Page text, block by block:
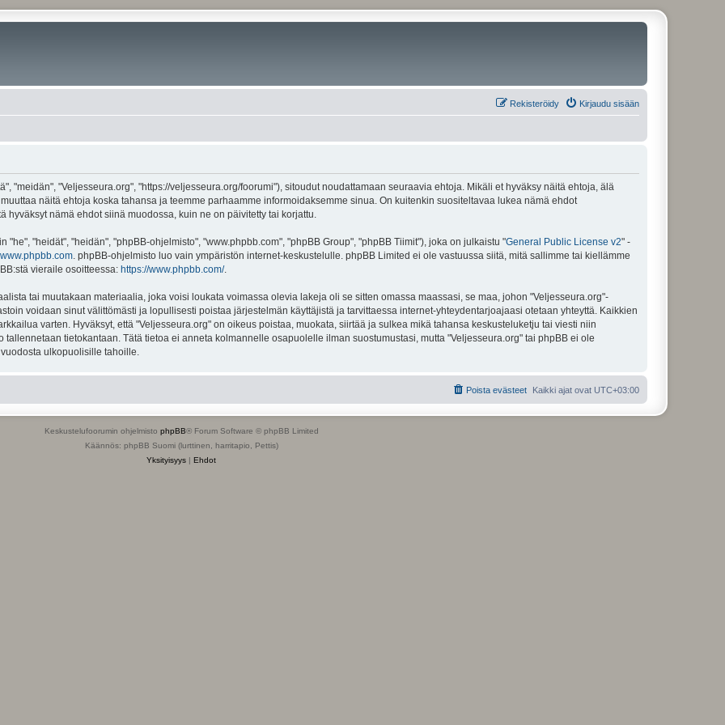
Kirjaudu sisään
Rekisteröidy
"meidän", "Veljesseura.org", "https://veljesseura.org/foorumi"), sitoudut noudattamaan seuraavia ehtoja. Mikäli et hyväksy näitä ehtoja, älä
näitä ehtoja koska tahansa ja teemme parhaamme informoidaksemme sinua. On kuitenkin suositeltavaa lukea nämä ehdot
nämä ehdot siinä muodossa, kuin ne on päivitetty tai korjattu.
"heidät", "heidän", "phpBB-ohjelmisto", "www.phpbb.com", "phpBB Group", "phpBB Tiimit"), joka on julkaistu "General Public License v2" -
www.phpbb.com . phpBB-ohjelmisto luo vain ympäristön internet-keskustelulle. phpBB Limited ei ole vastuussa siitä, mitä sallimme tai kiellämme
vieraile osoitteessa: https://www.phpbb.com/.
tai muutakaan materiaalia, joka voisi loukata voimassa olevia lakeja oli se sitten omassa maassasi, se maa, johon "Veljesseura.org"-
voidaan sinut välittömästi ja lopullisesti poistaa järjestelmän käyttäjistä ja tarvittaessa internet-yhteydentarjoajaasi otetaan yhteyttä. Kaikkien
varten. Hyväksyt, että "Veljesseura.org" on oikeus poistaa, muokata, siirtää ja sulkea mikä tahansa keskusteluketju tai viesti niin
tietokantaan. Tätä tietoa ei anneta kolmannelle osapuolelle ilman suostumustasi, mutta "Veljesseura.org" tai phpBB ei ole
ulkopuolisille tahoille.
Kaikki ajat ovat UTC+03:00
Poista evästeet
Keskustelufoorumin ohjelmisto phpBB® Forum Software © phpBB Limited
Käännös: phpBB Suomi (lurttinen, harritapio, Pettis)
Yksityisyys | Ehdot